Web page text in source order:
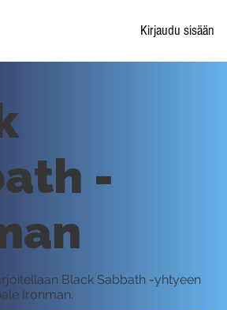
Kirjaudu sisään
-
Black Sabbath -yhtyeen
Ironman.